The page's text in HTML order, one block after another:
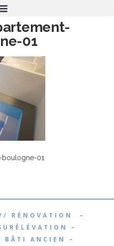
01
boulogne-01
RÉNOVATION –
–
ANCIEN –